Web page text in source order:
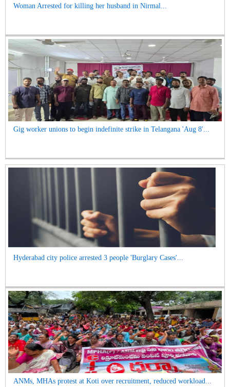
Woman Arrested for killing her husband in Nirmal...
Gig worker unions to begin indefinite strike in Telangana 'Aug 8'...
Hyderabad city police arrested 3 people 'Burglary Cases'...
ANMs, MHAs protest at Koti over recruitment, reduced workload...